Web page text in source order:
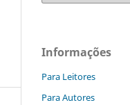
Informações
Para Leitores
Para Autores